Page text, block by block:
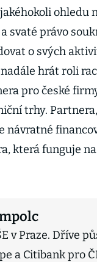
ohledu
svaté právo
o svých
nadále hrát roli
pro české
trhy.
návratné
která funguje
v Praze. Dříve
a Citibank pro